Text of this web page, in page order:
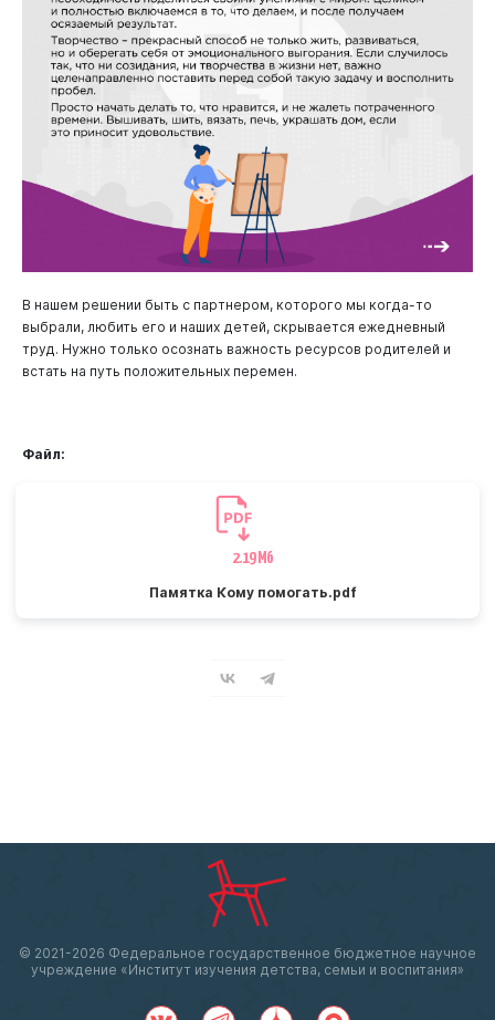
В нашем решении быть с партнером, которого мы когда-то
выбрали, любить его и наших детей, скрывается ежедневный
труд. Нужно только осознать важность ресурсов родителей и
встать на путь положительных перемен.
Файл:
2.19 Мб
Памятка Кому помогать.pdf
© 2021-2026 Федеральное государственное бюджетное научное
учреждение «Институт изучения детства, семьи и воспитания»